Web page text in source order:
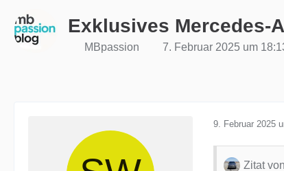
Exklusives Mercedes-
MBpassion 7. Februar 2025 um
9. Februar 2025
Zitat